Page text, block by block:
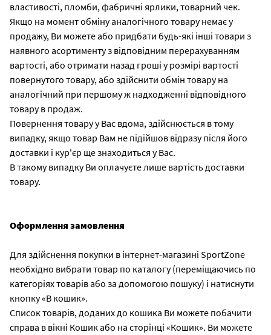
властивості, пломби, фабричні ярлики, товарний чек.
Якщо на момент обміну аналогічного товару немає у
продажу, Ви можете або придбати будь-які інші товари з
наявного асортименту з відповідним перерахуванням
вартості, або отримати назад гроші у розмірі вартості
повернутого товару, або здійснити обмін товару на
аналогічний при першому ж надходженні відповідного
товару в продаж.
Повернення товару у Вас вдома, здійснюється в тому
випадку, якщо товар Вам не підійшов відразу після його
доставки і кур'єр ще знаходиться у Вас.
В такому випадку Ви оплачуєте лише вартість доставки
товару.
Oформлення замовлення
Для здійснення покупки в інтернет-магазині SportZone
необхідно вибрати товар по каталогу (переміщаючись по
категоріях товарів або за допомогою пошуку) і натиснути
кнопку «В кошик».
Список товарів, доданих до кошика Ви можете побачити
справа в вікні Кошик або на сторінці «Кошик». Ви можете